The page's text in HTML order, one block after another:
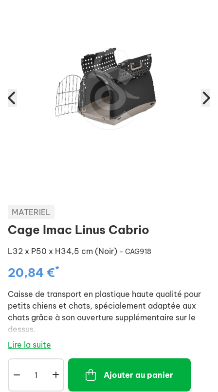
MATERIEL
Cage Imac Linus Cabrio
L32 x P50 x H34,5 cm (Noir) - CAG918
20,84 €*
Caisse de transport en plastique haute qualité pour
petits chiens et chats, spécialement adaptée aux
chats grâce à son ouverture supplémentaire sur le
dessus.
Porte de devant en métal à ouverture des 2
Nettoyage facile.
Lire la suite
Ajouter au panier